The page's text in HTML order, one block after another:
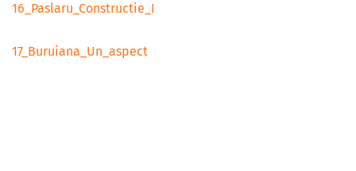
16_Paslaru_Constructie_I
17_Buruiana_Un_aspect